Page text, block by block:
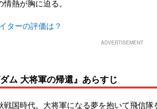
熱が胸に迫る。
ターの評価は？
ADVERTISEMENT
ダム 大将軍の帰還』あらすじ
国時代。大将軍になる夢を抱いて飛信